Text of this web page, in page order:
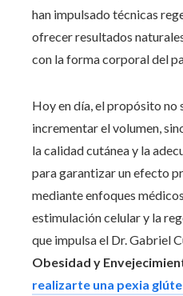
han impulsado técnicas
ofrecer resultados
con la forma corporal del
Hoy en día, el propósito no
incrementar el volumen,
la calidad cutánea y la
para garantizar un efecto
mediante enfoques
estimulación celular y la
que impulsa el Dr. Gabriel
Obesidad y
realizarte una pexia